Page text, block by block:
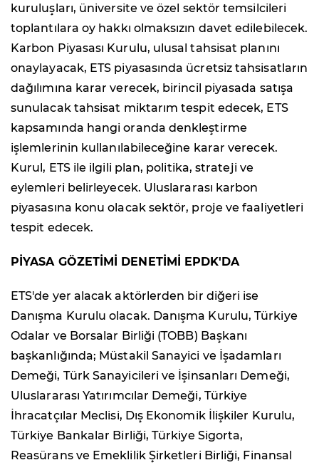
kuruluşları, üniversite ve özel sektör temsilcileri
toplantılara oy hakkı olmaksızın davet edilebilecek.
Karbon Piyasası Kurulu, ulusal tahsisat planını
onaylayacak, ETS piyasasında ücretsiz tahsisatların
dağılımına karar verecek, birincil piyasada satışa
sunulacak tahsisat miktarım tespit edecek, ETS
kapsamında hangi oranda denkleştirme
işlemlerinin kullanılabileceğine karar verecek.
Kurul, ETS ile ilgili plan, politika, strateji ve
eylemleri belirleyecek. Uluslararası karbon
piyasasına konu olacak sektör, proje ve faaliyetleri
tespit edecek.
PİYASA GÖZETİMİ DENETİMİ EPDK'DA
ETS'de yer alacak aktörlerden bir diğeri ise
Danışma Kurulu olacak. Danışma Kurulu, Türkiye
Odalar ve Borsalar Birliği (TOBB) Başkanı
başkanlığında; Müstakil Sanayici ve İşadamları
Demeği, Türk Sanayicileri ve İşinsanları Demeği,
Uluslararası Yatırımcılar Demeği, Türkiye
İhracatçılar Meclisi, Dış Ekonomik İlişkiler Kurulu,
Türkiye Bankalar Birliği, Türkiye Sigorta,
Reasürans ve Emeklilik Şirketleri Birliği, Finansal